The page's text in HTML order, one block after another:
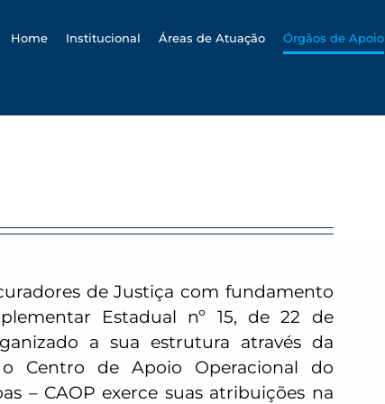
for:
Home Institucional Áreas de Atuação Órgãos de Apoio
de Justiça com fundamento
Estadual nº 15, de 22 de
a sua estrutura através da
o Centro de Apoio Operacional do
– CAOP exerce suas atribuições na